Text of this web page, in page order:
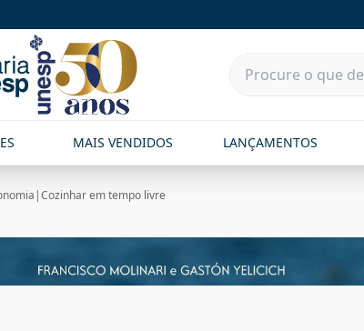
MAIS VENDIDOS LANÇAMENTOS
|Cozinhar em tempo livre